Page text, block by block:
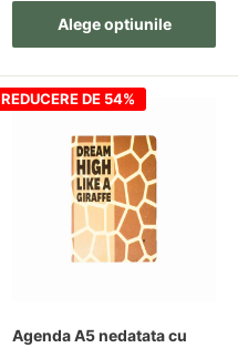
Alege optiunile
REDUCERE DE 54%
Agenda A5 nedatata cu